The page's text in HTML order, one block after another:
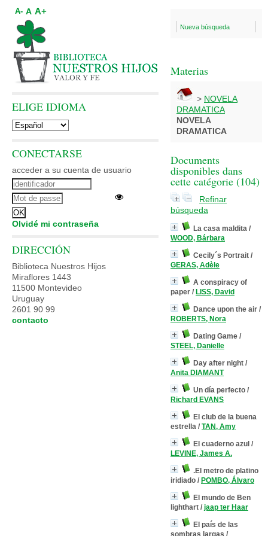
Nueva búsqueda
Materias
> NOVELA
DRAMATICA
NOVELA
DRAMATICA
Documents
disponibles dans
cette catégorie (104)
Refinar
búsqueda
La casa maldita /
WOOD, Bárbara
Cecily´s Portrait /
GERAS, Adèle
A conspiracy of
paper / LISS, David
Dance upon the air /
ROBERTS, Nora
Dating Game /
STEEL, Danielle
Day after night /
Anita DIAMANT
Un día perfecto /
Richard EVANS
El club de la buena
estrella / TAN, Amy
El cuaderno azul /
LEVINE, James A.
.El metro de platino
iridiado / POMBO, Álvaro
El mundo de Ben
lighthart / jaap ter Haar
El país de las
sombras largas /
A- A A+
ELIGE IDIOMA
CONECTARSE
acceder a su cuenta de usuario
Olvidé mi contraseña
DIRECCIÓN
Biblioteca Nuestros Hijos
Miraflores 1443
11500 Montevideo
Uruguay
2601 90 99
contacto